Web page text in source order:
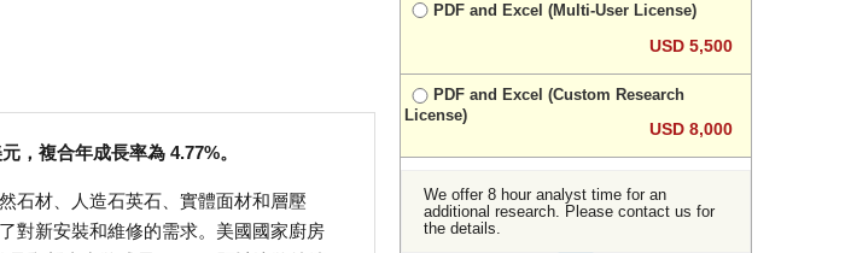
，複合年成長率為 4.77%。
石材、人造石英石、實體面材和層壓
對新安裝和維修的需求。美國國家廚房
PDF and Excel (Multi-User License)
USD 5,500
PDF and Excel (Custom Research
License)
USD 8,000
We offer 8 hour analyst time for an
additional research. Please contact us for
the details.